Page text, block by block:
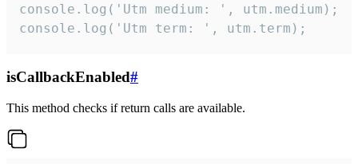
console.log('Utm medium: ', utm.medium);
console.log('Utm term: ', utm.term);
isCallbackEnabled#
This method checks if return calls are available.